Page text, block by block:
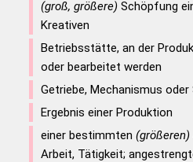
(groß, größere) Schöpfung
Kreativen
Betriebsstätte, an der
oder bearbeitet werden
Getriebe, Mechanismus
Ergebnis einer Produktion
einer bestimmten (größeren)
Arbeit, Tätigkeit;